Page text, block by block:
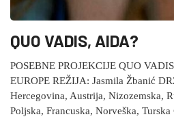
QUO VADIS, AIDA?
POSEBNE PROJEKCIJE QUO
EUROPE REŽIJA: Jasmila Žbanić
Hercegovina, Austrija, Nizozemska,
Poljska, Francuska, Norveška,